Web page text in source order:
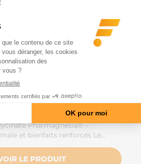
(90 GÉLULES)
Pharmagnesia® –
et bienfaits renforcés Le…
LE PRODUIT